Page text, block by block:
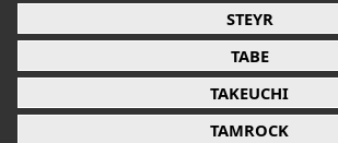
STEYR
TABE
TAKEUCHI
TAMROCK